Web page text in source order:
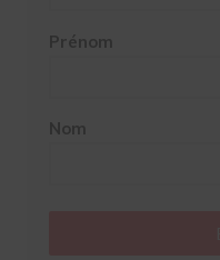
Prénom
Nom